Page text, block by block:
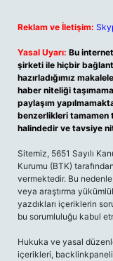
Reklam ve İletişim:
Yasal Uyarı: Bu
şirketi ile hiçbir
hazırladığımız
haber niteliği
paylaşım
benzerlikleri
halindedir ve tavsiye
Sitemiz, 5651 Sayılı
Kurumu (BTK)
vermektedir. Bu
veya araştırma
yazdıkları içeriklerin
bu sorumluluğu kabul
Hukuka ve yasal
içerikleri,